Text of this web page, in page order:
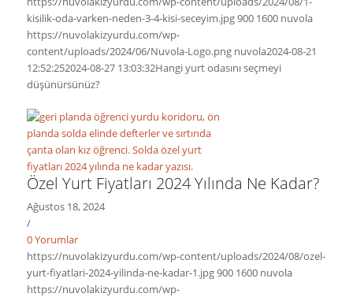
kisilik-oda-varken-neden-3-4-kisi-seceyim.jpg900 1600 nuvola
https://nuvolakizyurdu.com/wp-
content/uploads/2024/06/Nuvola-Logo.png nuvola2024-08-21
12:52:252024-08-27 13:03:32Hangi yurt odasını seçmeyi
düşünürsünüz?
Özel Yurt Fiyatları 2024 Yılında Ne Kadar?
Ağustos 18, 2024
/
0 Yorumlar
https://nuvolakizyurdu.com/wp-content/uploads/2024/08/ozel-
yurt-fiyatlari-2024-yilinda-ne-kadar-1.jpg900 1600 nuvola
https://nuvolakizyurdu.com/wp-